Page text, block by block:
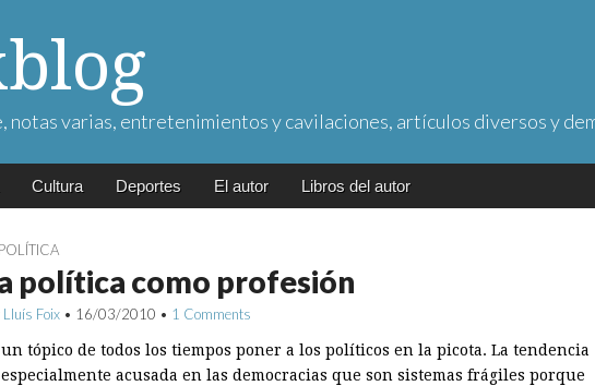
notas varias, entretenimientos y cavilaciones, artículos diversos y
Cultura Deportes El autor Libros del autor
POLÍTICA
política como profesión
Lluís Foix • 16/03/2010 • 1 Comments
un tópico de todos los tiempos poner a los políticos en la picota. La tendencia
acusada en las democracias que son sistemas frágiles porque